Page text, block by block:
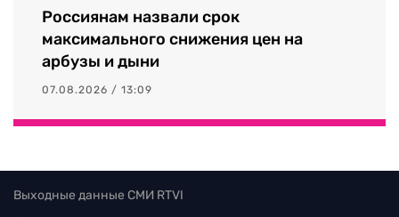
Россиянам назвали срок
максимального снижения цен на
арбузы и дыни
07.08.2026 / 13:09
Выходные данные СМИ RTVI